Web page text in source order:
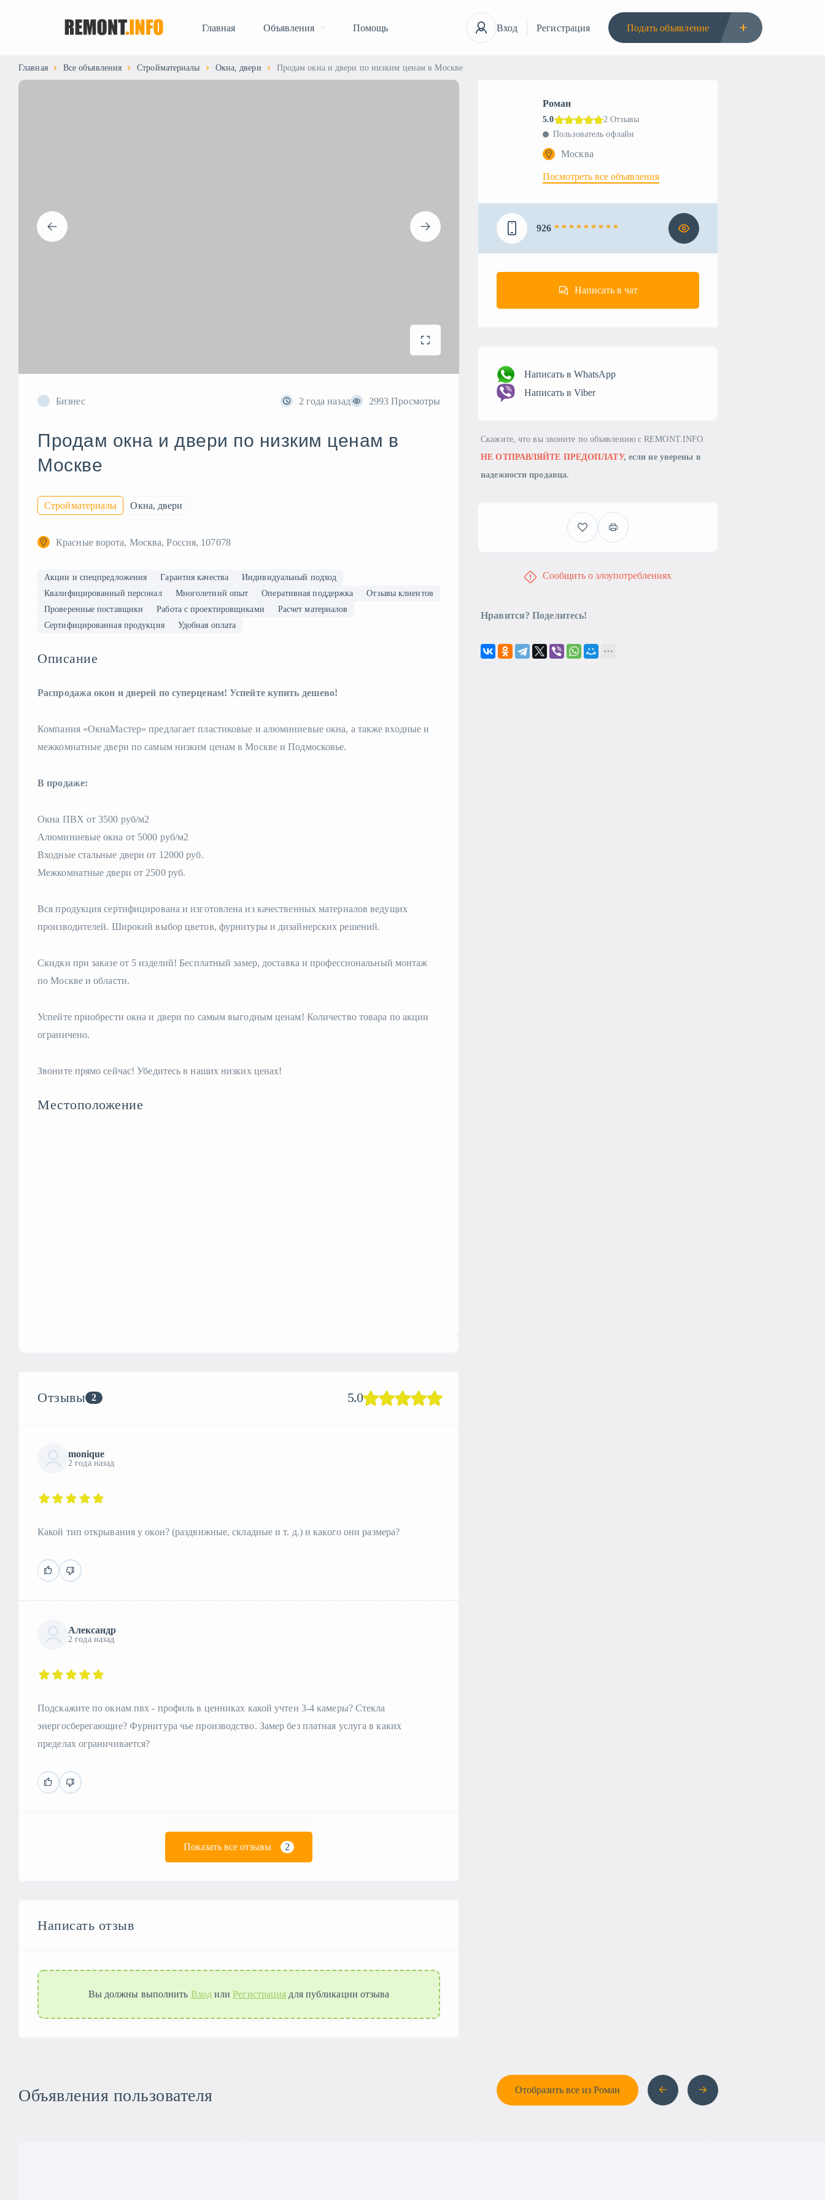
Главная Объявления Помощь Вход Регистрация Подать объявление
Главная Все объявления Стройматериалы Окна, двери Продам окна и двери по низким ценам в Москве
Бизнес 2 года назад 2993 Просмотры
Продам окна и двери по низким ценам в
Москве
Стройматериалы Окна, двери
Красные ворота, Москва, Россия, 107078
Акции и спецпредложения Гарантия качества
Индивидуальный подход
Квалифицированный персонал
Многолетний опыт Оперативная поддержка
Отзывы клиентов
Проверенные поставщики
Работа с проектировщиками
Расчет материалов
Сертифицированная продукция
Удобная оплата
Описание
Распродажа окон и дверей по суперценам! Успейте купить дешево!
Компания «ОкнаМастер» предлагает пластиковые и алюминиевые окна, а также входные и
межкомнатные двери по самым низким ценам в Москве и Подмосковье.
В продаже:
Окна ПВХ от 3500 руб/м2
Алюминиевые окна от 5000 руб/м2
Входные стальные двери от 12000 руб.
Межкомнатные двери от 2500 руб.
Вся продукция сертифицирована и изготовлена из качественных материалов ведущих
производителей. Широкий выбор цветов, фурнитуры и дизайнерских решений.
Скидки при заказе от 5 изделий! Бесплатный замер, доставка и профессиональный монтаж
по Москве и области.
Успейте приобрести окна и двери по самым выгодным ценам! Количество товара по акции
ограничено.
Звоните прямо сейчас! Убедитесь в наших низких ценах!
Местоположение
Отзывы 2 5.0
monique
2 года назад
Какой тип открывания у окон? (раздвижные, складные и т. д.) и какого они размера?
Александр
2 года назад
Подскажите по окнам пвх - профиль в ценниках какой учтен 3-4 камеры? Стекла
энергосберегающие? Фурнитура чье производство. Замер без платная услуга в каких
пределах ограничивается?
Показать все отзывы 2
Написать отзыв
Вы должны выполнить Вход или Регистрация для публикации отзыва
Роман
5.0
2 Отзывы
Пользователь офлайн
Москва
Посмотреть все объявления
926 * * * * * * * * *
Написать в чат
Написать в WhatsApp
Написать в Viber
Скажите, что вы звоните по объявлению с REMONT.INFO.
НЕ ОТПРАВЛЯЙТЕ ПРЕДОПЛАТУ, если не уверены в
надежности продавца.
Сообщить о злоупотреблениях
Нравится? Поделитесь!
Объявления пользователя Отобразить все из Роман